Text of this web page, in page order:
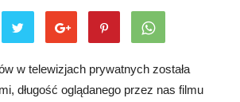
w telewizjach prywatnych została
długość oglądanego przez nas filmu